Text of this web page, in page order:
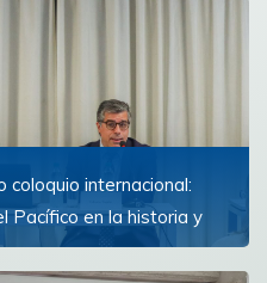
y se edita con una
coloquio internacional:
Pacífico en la historia y